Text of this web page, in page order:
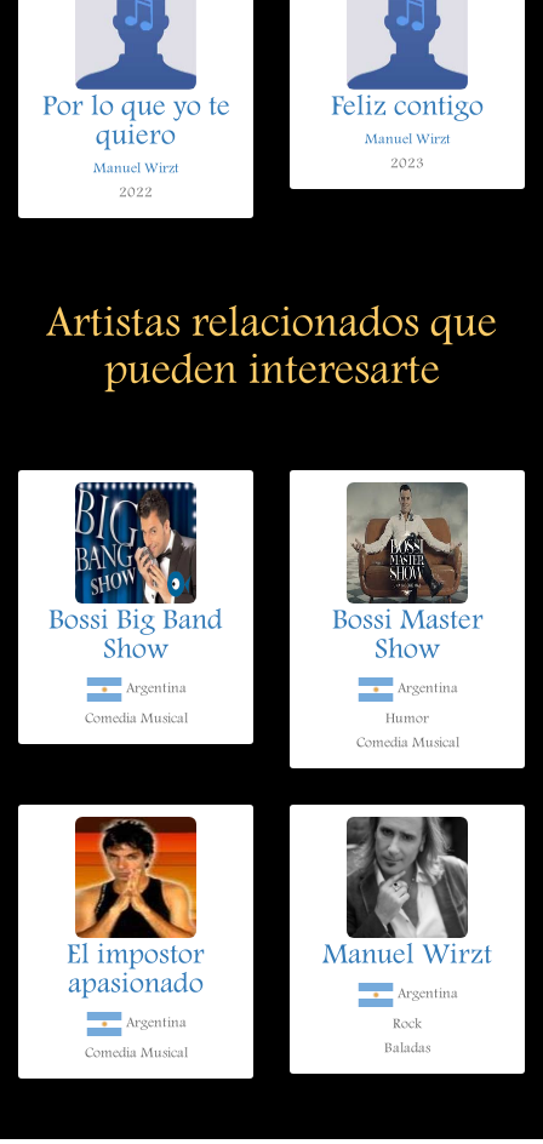
Por lo que yo te
quiero
Manuel Wirzt
2022
Feliz contigo
Manuel Wirzt
2023
Artistas relacionados que
pueden interesarte
Bossi Big Band
Show
Argentina
Comedia Musical
Bossi Master
Show
Argentina
Humor
Comedia Musical
El impostor
apasionado
Argentina
Comedia Musical
Manuel Wirzt
Argentina
Rock
Baladas